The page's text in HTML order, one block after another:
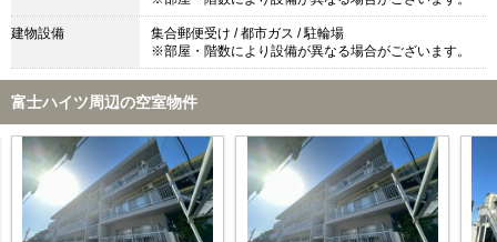
建物設備
集合郵便受け / 都市ガス / 駐輪場
※部屋・階数により設備が異なる場合がございます。
富士ハイツ周辺の空室物件